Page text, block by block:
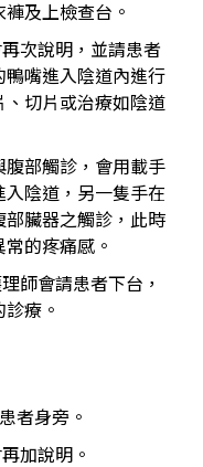
及上檢查台。
次說明，並請患者
嘴進入陰道內進行
切片或治療如陰道
腹部觸診，會用載手
陰道，另一隻手在
臟器之觸診，此時
的疼痛感。
師會請患者下台，
療。
者身旁。
加說明。